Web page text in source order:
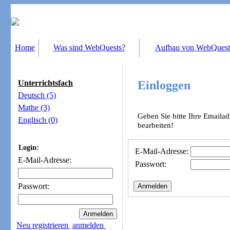
Home Was sind WebQuests? Aufbau von
Unterrichtsfach
Deutsch (5)
Mathe (3)
Englisch (0)
Login:
E-Mail-Adresse:
Passwort:
Neu registrieren anmelden
Einloggen
Geben Sie bitte Ihre
bearbeiten!
E-Mail-Adresse:
Passwort: